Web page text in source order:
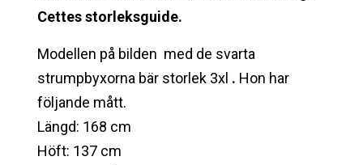
Cettes storleksguide.
Modellen på bilden med de svarta
strumpbyxorna bär storlek 3xl . Hon har
följande mått.
Längd: 168 cm
Höft: 137 cm